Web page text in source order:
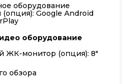
оборудование
Google Android
оборудование
ЖК-монитор (опция): 8"
обзора